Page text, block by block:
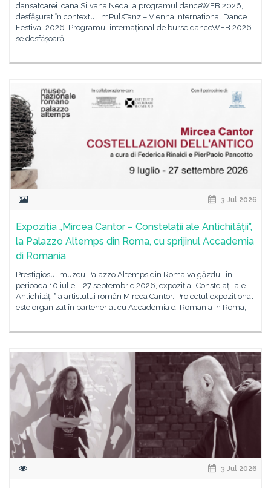
dansatoarei Ioana Silvana Neda la programul danceWEB 2026,
desfășurat în contextul ImPulsTanz – Vienna International Dance
Festival 2026. Programul internațional de burse danceWEB 2026
se desfășoară
3 Jul 2026
Expoziția „Mircea Cantor – Constelații ale Antichității”,
la Palazzo Altemps din Roma, cu sprijinul Accademia
di Romania
Prestigiosul muzeu Palazzo Altemps din Roma va găzdui, în
perioada 10 iulie – 27 septembrie 2026, expoziția „Constelații ale
Antichitățiiˮ a artistului român Mircea Cantor. Proiectul expozițional
este organizat în parteneriat cu Accademia di Romania in Roma,
3 Jul 2026